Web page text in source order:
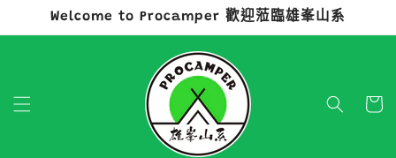
跳至內容
Welcome to Procamper 歡迎蒞臨雄峯山系
物